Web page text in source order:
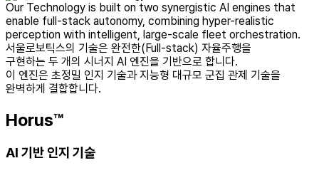
Our Technology is built on two synergistic AI engines that
enable full-stack autonomy, combining hyper-realistic
perception with intelligent, large-scale fleet orchestration.
서울로보틱스의 기술은 완전한(Full-stack) 자율주행을
구현하는 두 개의 시너지 AI 엔진을 기반으로 합니다.
이 엔진은 초정밀 인지 기술과 지능형 대규모 군집 관제 기술을
완벽하게 결합합니다.
Horus™
AI 기반 인지 기술